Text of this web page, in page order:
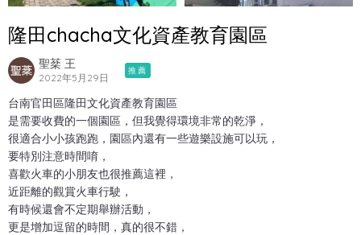
隆田chacha文化資產教育園區
聖棻 王
2022年5月29日
推薦
台南官田區隆田文化資產教育園區
是需要收費的一個園區，但我覺得環境非常的乾淨，
很適合小小孩跑跑，園區內還有一些遊樂設施可以玩，
要特別注意時間唷，
喜歡火車的小朋友也很推薦這裡，
近距離的觀賞火車行駛，
有時候還會不定期舉辦活動，
更是增加逗留的時間，真的很不錯，